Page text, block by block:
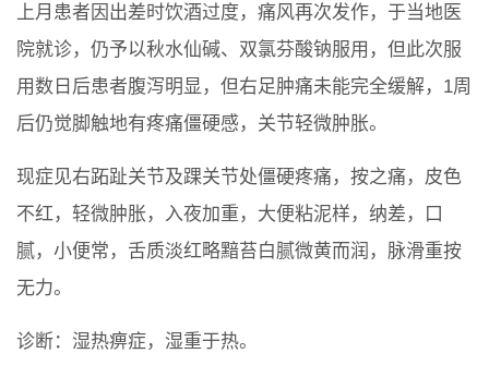
上月患者因出差时饮酒过度，痛风再次发作，于当地医
院就诊，仍予以秋水仙碱、双氯芬酸钠服用，但此次服
用数日后患者腹泻明显，但右足肿痛未能完全缓解，1周
后仍觉脚触地有疼痛僵硬感，关节轻微肿胀。
现症见右跖趾关节及踝关节处僵硬疼痛，按之痛，皮色
不红，轻微肿胀，入夜加重，大便粘泥样，纳差，口
腻，小便常，舌质淡红略黯苔白腻微黄而润，脉滑重按
无力。
诊断：湿热痹症，湿重于热。